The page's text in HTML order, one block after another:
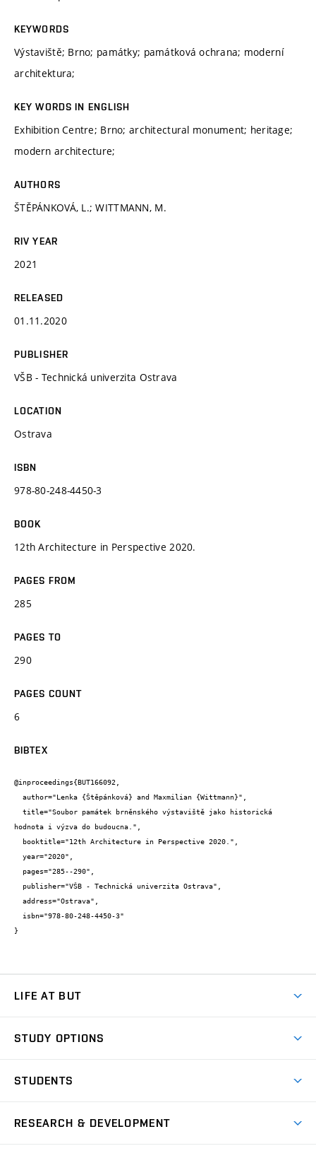
KEYWORDS
Výstaviště; Brno; památky; památková ochrana; moderní
architektura;
KEY WORDS IN ENGLISH
Exhibition Centre; Brno; architectural monument; heritage;
modern architecture;
AUTHORS
ŠTĚPÁNKOVÁ, L.; WITTMANN, M.
RIV YEAR
2021
RELEASED
01.11.2020
PUBLISHER
VŠB - Technická univerzita Ostrava
LOCATION
Ostrava
ISBN
978-80-248-4450-3
BOOK
12th Architecture in Perspective 2020.
PAGES FROM
285
PAGES TO
290
PAGES COUNT
6
BIBTEX
@inproceedings{BUT166092,
hodnota i výzva do budoucna.",
}
LIFE AT BUT
Dormitories
Sport
STUDY OPTIONS
Degree studies in English
STUDENTS
RESEARCH & DEVELOPMENT